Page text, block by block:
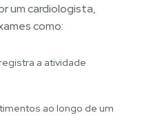
um cardiologista,
como:
a atividade
ao longo de um